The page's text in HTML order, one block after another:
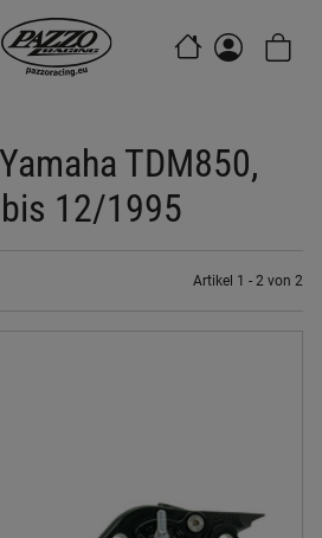
TDM850,
12/1995
Artikel 1 - 2 von 2